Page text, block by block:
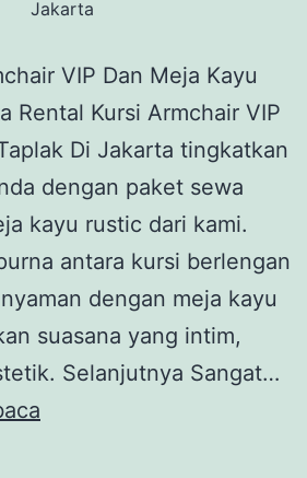
Jakarta
VIP Dan Meja Kayu
Rental Kursi Armchair VIP
Di Jakarta tingkatkan
dengan paket sewa
kayu rustic dari kami.
antara kursi berlengan
dengan meja kayu
suasana yang intim,
Selanjutnya Sangat…